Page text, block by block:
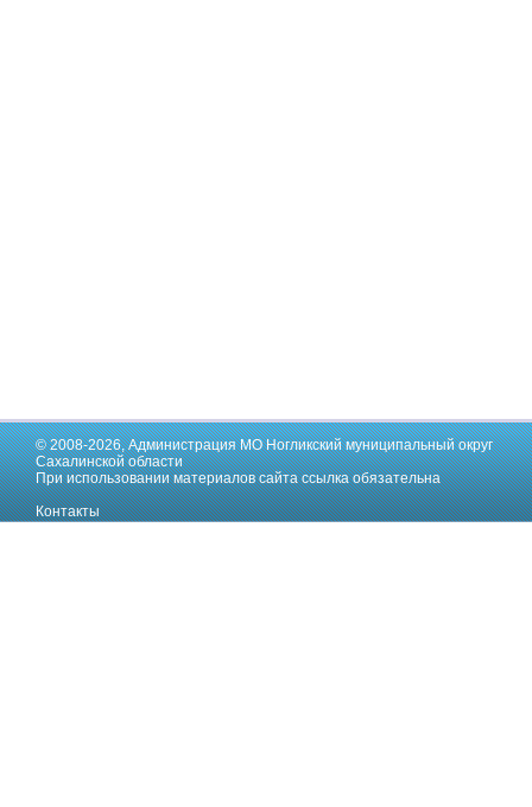
© 2008-2026,Администрация МО Ногликский муниципальный округ
Сахалинской области
При использовании материалов сайта ссылка обязательна
Контакты